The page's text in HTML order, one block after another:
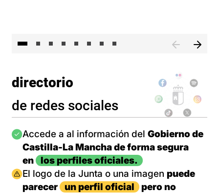
directorio
de redes sociales
Imagen
Accede a al información del Gobierno de
Castilla-La Mancha de forma segura
en
los perfiles oficiales.
Imagen
El logo de la Junta o una imagen puede
parecer
un perfil oficial
pero no